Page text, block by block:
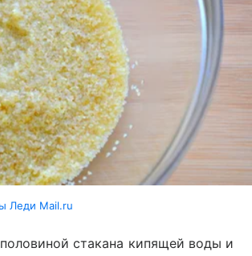
Леди Mail.ru
стакана кипящей воды и